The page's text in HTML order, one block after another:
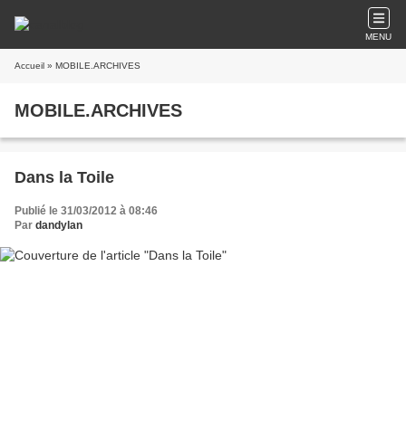
MENU
Accueil » MOBILE.ARCHIVES
MOBILE.ARCHIVES
Dans la Toile
Publié le 31/03/2012 à 08:46
Par dandylan